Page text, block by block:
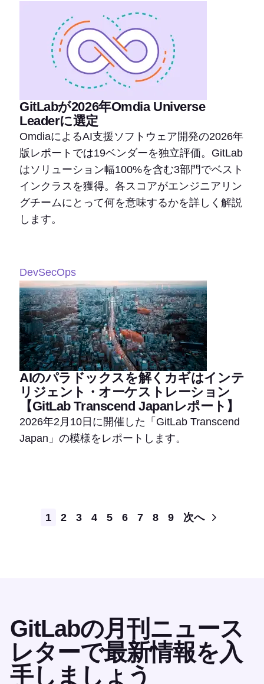
GitLabが2026年Omdia Universe
Leaderに選定
OmdiaによるAI支援ソフトウェア開発の2026年
版レポートでは19ベンダーを独立評価。GitLab
はソリューション幅100%を含む3部門でベスト
インクラスを獲得。各スコアがエンジニアリン
グチームにとって何を意味するかを詳しく解説
します。
DevSecOps
AIのパラドックスを解くカギはインテ
リジェント・オーケストレーション
【GitLab Transcend Japanレポート】
2026年2月10日に開催した「GitLab Transcend
Japan」の模様をレポートします。
Pagination
1 2 3 4 5 6 7 8 9 次へ
GitLabの月刊ニュース
レターで最新情報を入
手しましょう